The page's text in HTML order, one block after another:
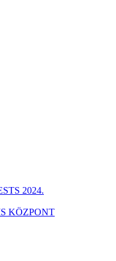
2024.
KÖZPONT